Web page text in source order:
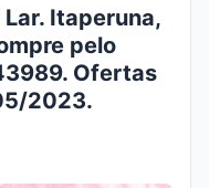
Itaperuna,
pelo
Ofertas
2023.